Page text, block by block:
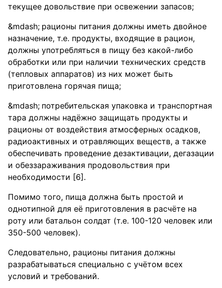
текущее довольствие при освежении запасов;
рационы питания должны иметь двойное
назначение, т.е. продукты, входящие в рацион,
должны употребляться в пищу без какой-либо
обработки или при наличии технических средств
(тепловых аппаратов) из них может быть
приготовлена горячая пища;
потребительская упаковка и транспортная
тара должны надёжно защищать продукты и
рационы от воздействия атмосферных осадков,
радиоактивных и отравляющих веществ, а также
обеспечивать проведение дезактивации, дегазации
и обеззараживания продовольствия при
необходимости [6].
Помимо того, пища должна быть простой и
однотипной для её приготовления в расчёте на
роту или батальон солдат (т.е. 100-120 человек или
350-500 человек).
Следовательно, рационы питания должны
разрабатываться специально с учётом всех
условий и требований.